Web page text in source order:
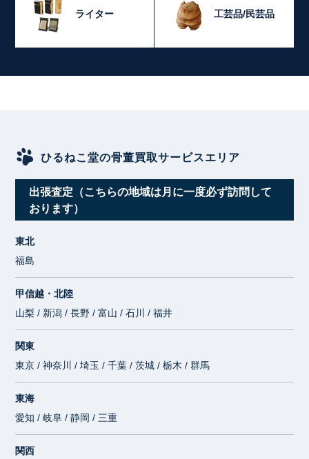
ライター 工芸品/民芸品
ひるねこ堂の骨董買取サービスエリア
出張査定（こちらの地域は月に一度必ず訪問して
おります）
東北
福島
甲信越・北陸
山梨 / 新潟 / 長野 / 富山 / 石川 / 福井
関東
東京 / 神奈川 / 埼玉 / 千葉 / 茨城 / 栃木 / 群馬
東海
愛知 / 岐阜 / 静岡 / 三重
関西